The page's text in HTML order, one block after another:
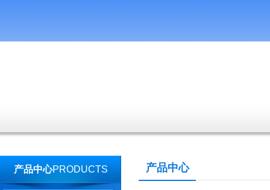
产品中心PRODUCTS 产品中心